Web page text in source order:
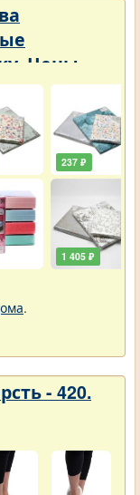
Цены
237 ₽
1 405 ₽
.
- 420.